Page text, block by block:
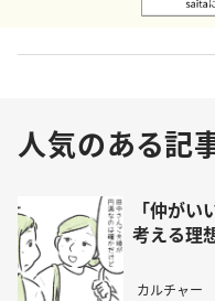
人気のある記
「仲が
考える理
カルチャー